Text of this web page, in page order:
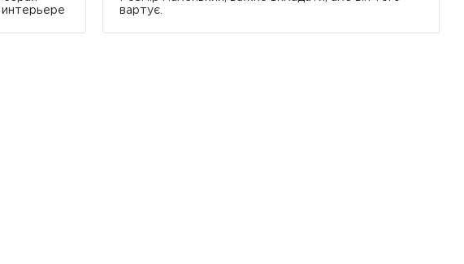
вартує.